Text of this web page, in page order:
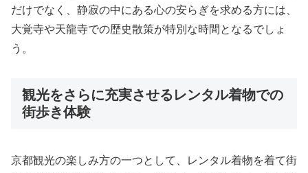
だけでなく、静寂の中にある心の安らぎを求める方には、
大覚寺や天龍寺での歴史散策が特別な時間となるでしょ
う。
観光をさらに充実させるレンタル着物での
街歩き体験
京都観光の楽しみ方の一つとして、レンタル着物を着て街